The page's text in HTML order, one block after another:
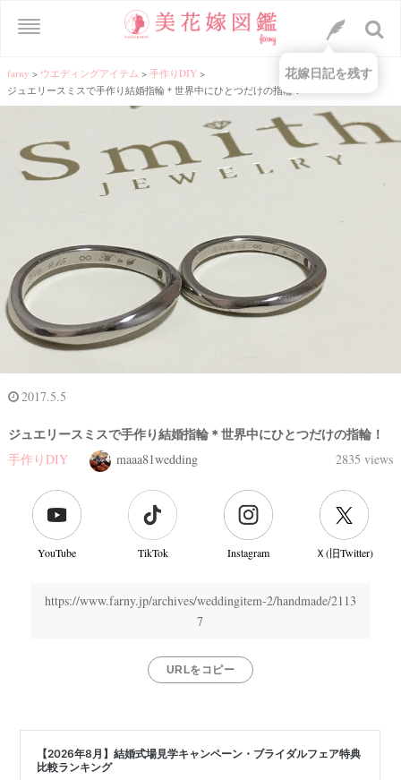
farny > ウエディングアイテム > 手作りDIY >
ジュエリースミスで手作り結婚指輪＊世界中にひとつだけの指輪！
2017.5.5
ジュエリースミスで手作り結婚指輪＊世界中にひとつだけの指輪！
手作りDIY maaa81wedding 2835 views
YouTube TikTok Instagram Ｘ(旧Twitter)
https://www.farny.jp/archives/weddingitem-2/handmade/2113
7
URLをコピー
花嫁日記を残す